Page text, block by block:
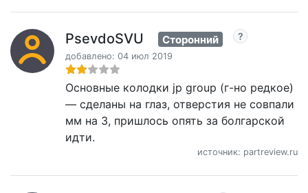
PsevdoSVU Сторонний
добавлено: 04 июл 2019
Основные колодки jp group (г-но редкое)
— сделаны на глаз, отверстия не совпали
мм на 3, пришлось опять за болгарской
идти.
источник: partreview.ru